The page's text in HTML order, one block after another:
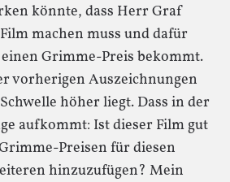
könnte, dass Herr Graf
machen muss und dafür
Grimme-Preis bekommt.
vorherigen Auszeichnungen
höher liegt. Dass in der
aufkommt: Ist dieser Film gut
Preisen für diesen
hinzuzufügen? Mein